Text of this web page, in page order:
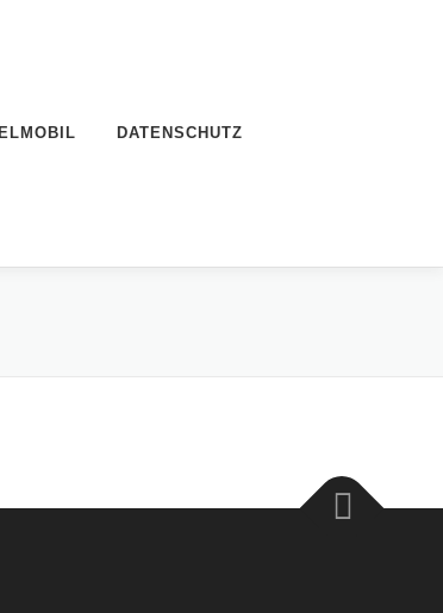
DATENSCHUTZ